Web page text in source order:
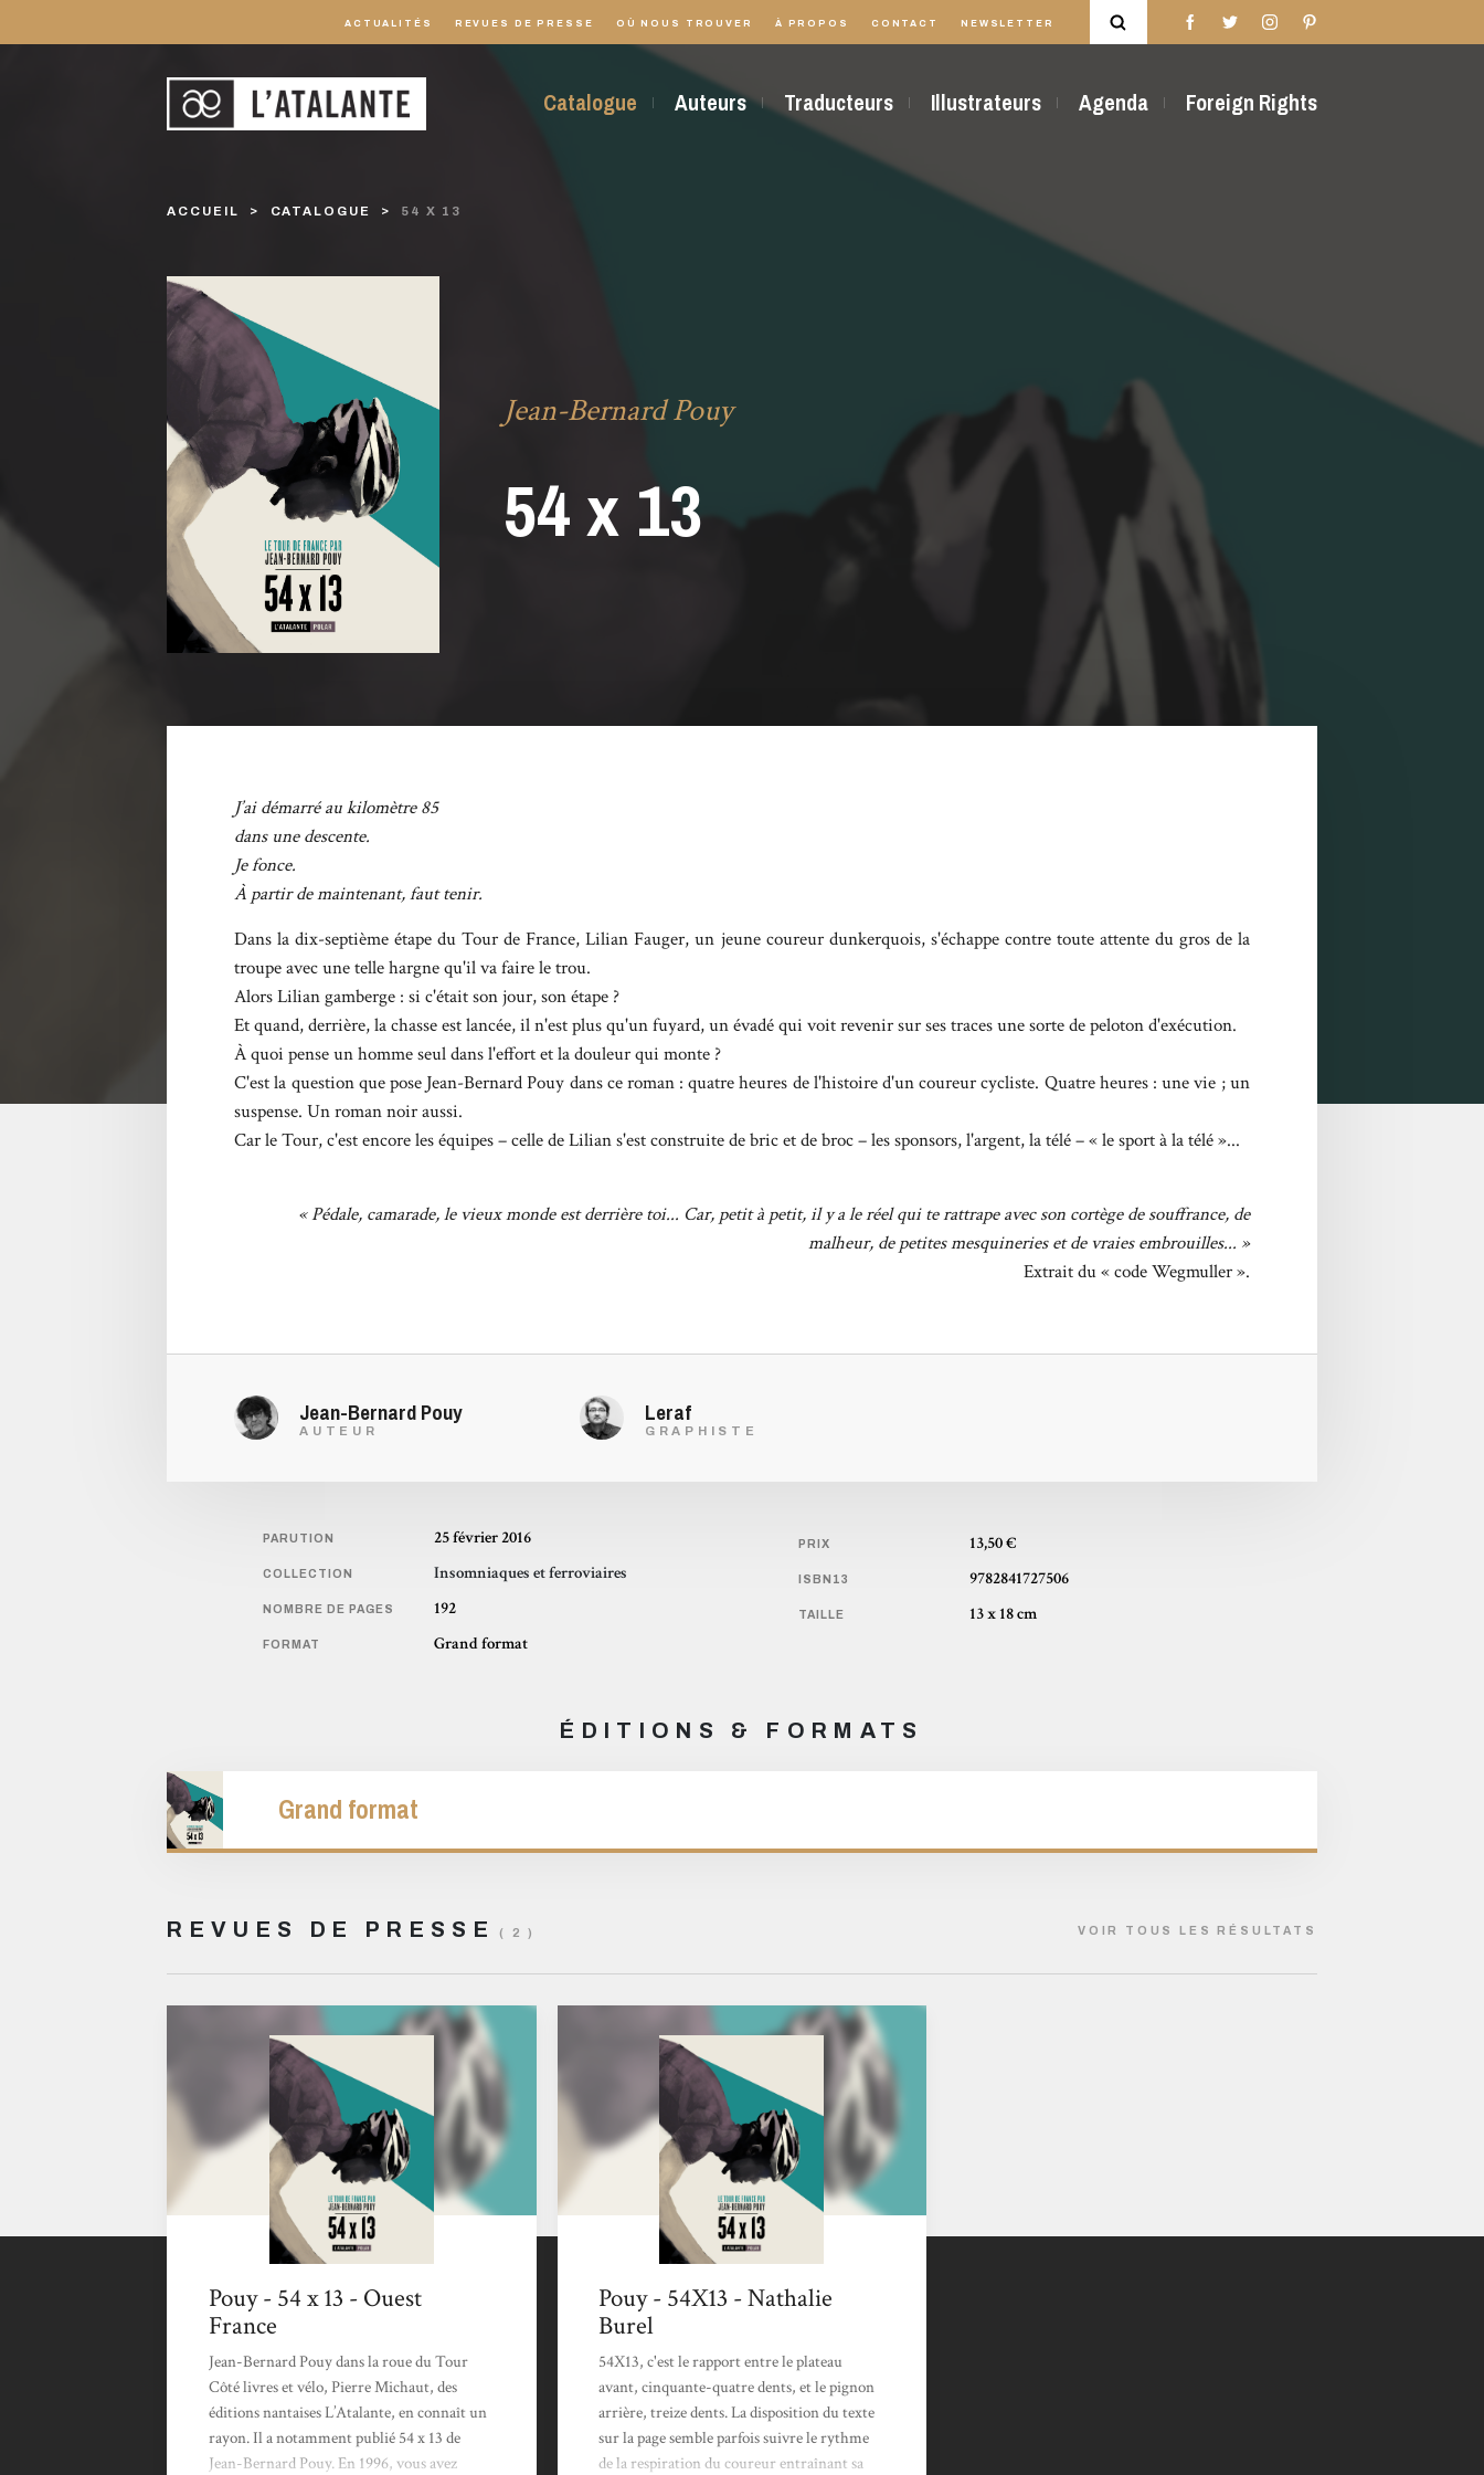
ACTUALITÉS REVUES DE PRESSE OÙ NOUS TROUVER À PROPOS CONTACT NEWSLETTER
Catalogue Auteurs Traducteurs Illustrateurs Agenda Foreign Rights
ACCUEIL CATALOGUE 54 X 13
Jean-Bernard Pouy
54 x 13
J’ai démarré au kilomètre 85
dans une descente.
Je fonce.
À partir de maintenant, faut tenir.
Dans la dix-septième étape du Tour de France, Lilian Fauger, un jeune coureur dunkerquois, s'échappe contre toute attente du gros de la
troupe avec une telle hargne qu'il va faire le trou.
Alors Lilian gamberge : si c'était son jour, son étape ?
Et quand, derrière, la chasse est lancée, il n'est plus qu'un fuyard, un évadé qui voit revenir sur ses traces une sorte de peloton d'exécution.
À quoi pense un homme seul dans l'effort et la douleur qui monte ?
C'est la question que pose Jean-Bernard Pouy dans ce roman : quatre heures de l'histoire d'un coureur cycliste. Quatre heures : une vie ; un
suspense. Un roman noir aussi.
Car le Tour, c'est encore les équipes – celle de Lilian s'est construite de bric et de broc – les sponsors, l'argent, la télé – « le sport à la télé »...
« Pédale, camarade, le vieux monde est derrière toi... Car, petit à petit, il y a le réel qui te rattrape avec son cortège de souffrance, de
malheur, de petites mesquineries et de vraies embrouilles... »
Extrait du « code Wegmuller ».
Jean-Bernard Pouy
AUTEUR
Leraf
GRAPHISTE
PARUTION 25 février 2016
COLLECTION Insomniaques et ferroviaires
NOMBRE DE PAGES 192
FORMAT Grand format
PRIX 13,50 €
ISBN13 9782841727506
TAILLE 13 x 18 cm
ÉDITIONS & FORMATS
Grand format
REVUES DE PRESSE ( 2 ) VOIR TOUS LES RÉSULTATS
Pouy - 54 x 13 - Ouest
France
Jean-Bernard Pouy dans la roue du Tour
Côté livres et vélo, Pierre Michaut, des
éditions nantaises L’Atalante, en connaît un
rayon. Il a notamment publié 54 x 13 de
Jean-Bernard Pouy. En 1996, vous avez
Pouy - 54X13 - Nathalie
Burel
54X13, c'est le rapport entre le plateau
avant, cinquante-quatre dents, et le pignon
arrière, treize dents. La disposition du texte
sur la page semble parfois suivre le rythme
de la respiration du coureur entraînant sa